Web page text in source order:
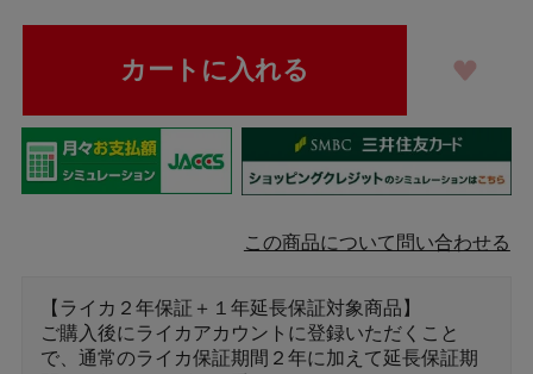
この商品について問い合わせる
【ライカ２年保証＋１年延長保証対象商品】
ご購入後にライカアカウントに登録いただくこと
で、通常のライカ保証期間２年に加えて延長保証期